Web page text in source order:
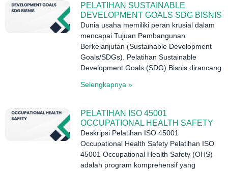
PELATIHAN SUSTAINABLE
DEVELOPMENT GOALS SDG BISNIS
Dunia usaha memiliki peran krusial dalam
mencapai Tujuan Pembangunan
Berkelanjutan (Sustainable Development
Goals/SDGs). Pelatihan Sustainable
Development Goals (SDG) Bisnis dirancang
Selengkapnya »
PELATIHAN ISO 45001
OCCUPATIONAL HEALTH SAFETY
Deskripsi Pelatihan ISO 45001
Occupational Health Safety Pelatihan ISO
45001 Occupational Health Safety (OHS)
adalah program komprehensif yang